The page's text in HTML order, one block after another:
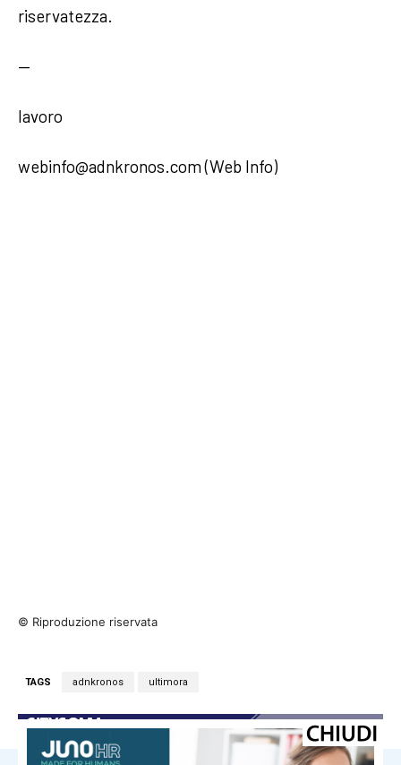
riservatezza.
—
lavoro
webinfo@adnkronos.com (Web Info)
© Riproduzione riservata
TAGS adnkronos ultimora